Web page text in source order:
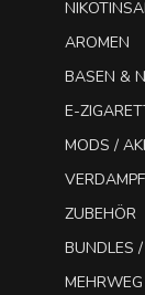
AROMEN
BASEN &
E-
MODS /
ZUBEHÖR
BUNDLES